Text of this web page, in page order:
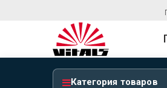
Категория товаров